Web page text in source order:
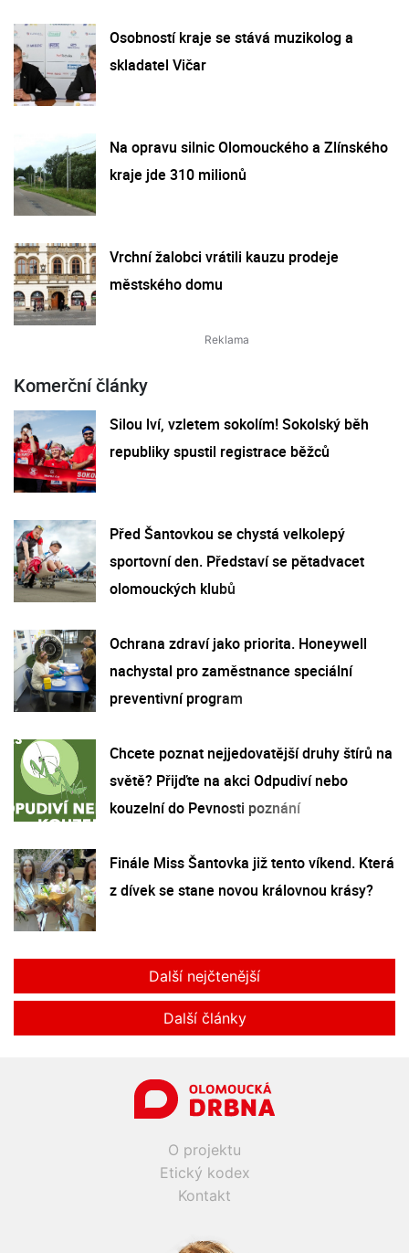
Osobností kraje se stává muzikolog a
skladatel Vičar
Na opravu silnic Olomouckého a Zlínského
kraje jde 310 milionů
Vrchní žalobci vrátili kauzu prodeje
městského domu
Komerční články
Silou lví, vzletem sokolím! Sokolský běh
republiky spustil registrace běžců
Před Šantovkou se chystá velkolepý
sportovní den. Představí se pětadvacet
olomouckých klubů
Ochrana zdraví jako priorita. Honeywell
nachystal pro zaměstnance speciální
preventivní program
Chcete poznat nejjedovatější druhy štírů na
světě? Přijďte na akci Odpudiví nebo
kouzelní do Pevnosti poznání
Finále Miss Šantovka již tento víkend. Která
z dívek se stane novou královnou krásy?
Další nejčtenější
Další články
O projektu
Etický kodex
Kontakt